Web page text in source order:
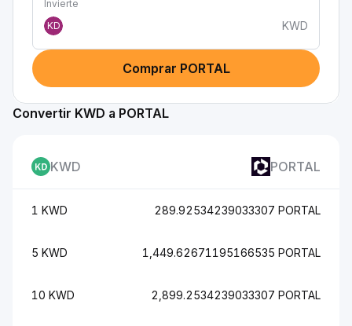
Invierte
KD
KWD
Comprar PORTAL
Convertir KWD a PORTAL
KWD PORTAL
1 KWD 289.92534239033307 PORTAL
5 KWD 1,449.62671195166535 PORTAL
10 KWD 2,899.2534239033307 PORTAL